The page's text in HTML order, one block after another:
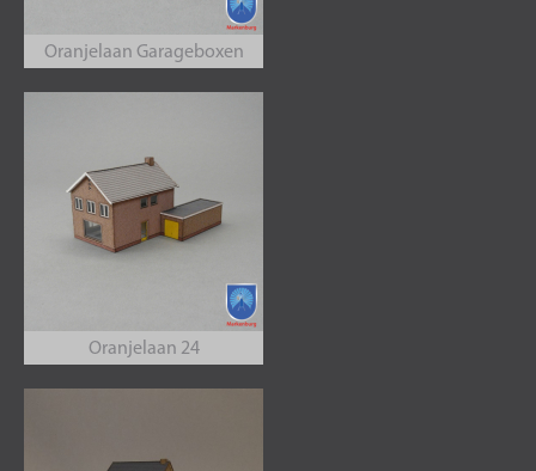
Oranjelaan Garageboxen
Oranjelaan 24